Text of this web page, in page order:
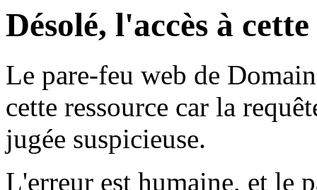
Désolé, l'accès à
Le pare-feu web de
cette ressource car la
jugée suspicieuse.
L'erreur est humaine, et le